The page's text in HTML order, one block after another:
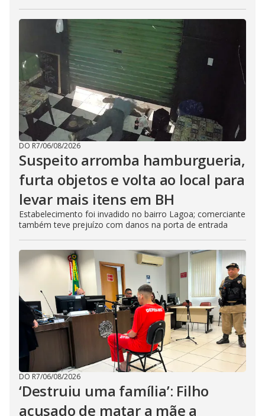
DO R7/06/08/2026
Suspeito arromba hamburgueria,
furta objetos e volta ao local para
levar mais itens em BH
Estabelecimento foi invadido no bairro Lagoa; comerciante
também teve prejuízo com danos na porta de entrada
DO R7/06/08/2026
‘Destruiu uma família’: Filho
acusado de matar a mãe a